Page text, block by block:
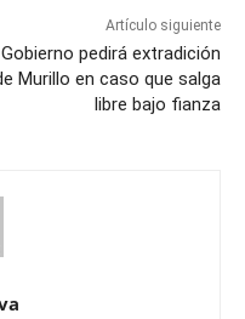
Artículo siguiente
Gobierno pedirá extradición
Murillo en caso que salga
libre bajo fianza